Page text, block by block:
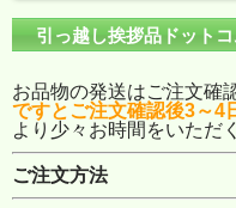
引っ越し挨拶品ドット
お品物の発送はご注文確
ですとご注文確認後3～4
より少々お時間をいただ
ご注文方法